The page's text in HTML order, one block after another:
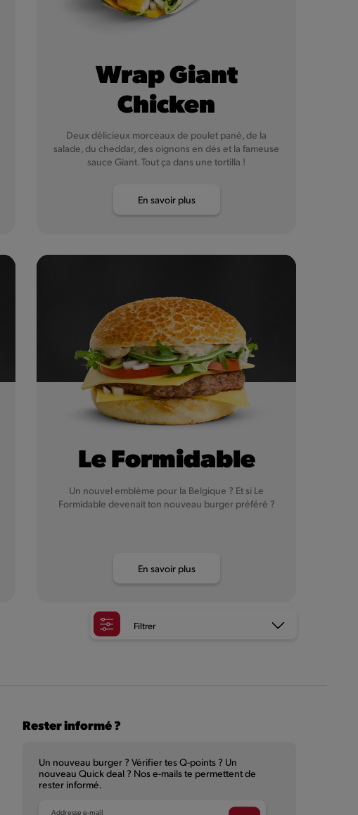
Wrap Giant
Chicken
Deux délicieux morceaux de poulet pané, de la
salade, du cheddar, des oignons en dés et la fameuse
sauce Giant. Tout ça dans une tortilla !
En savoir plus
Le Formidable
Un nouvel emblème pour la Belgique ? Et si Le
Formidable devenait ton nouveau burger préféré ?
En savoir plus
Filtrer
Rester informé ?
Un nouveau burger ? Vérifier tes Q-points ? Un
nouveau Quick deal ? Nos e-mails te permettent de
rester informé.
Addresse e-mail